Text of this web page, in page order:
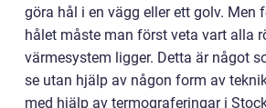
göra hål i en vägg eller ett golv. Men
hålet måste man först veta vart alla
värmesystem ligger. Detta är något
se utan hjälp av någon form av
med hjälp av termograferingar i